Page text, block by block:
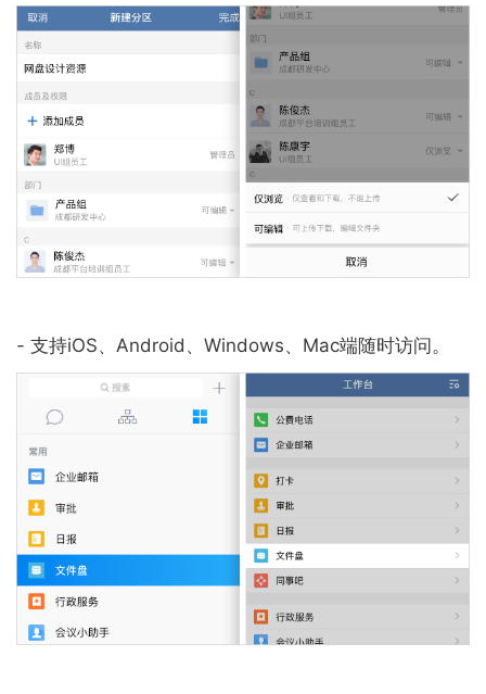
- 支持iOS、Android、Windows、Mac端随时访问。